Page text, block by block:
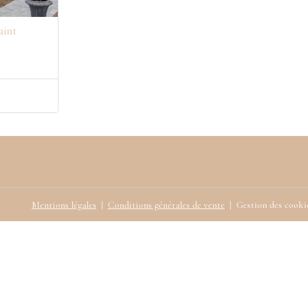
Mentions légales Conditions générales de vente Gestion des